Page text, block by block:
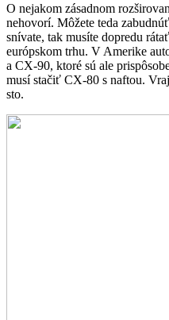
O nejakom zásadnom
nehovorí. Môžete teda
snívate, tak musíte dopredu
európskom trhu. V Amerike
a CX-90, ktoré sú ale
musí stačiť CX-80 s naftou.
sto.